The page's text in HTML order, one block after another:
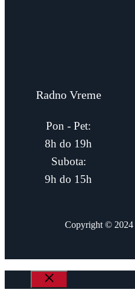
Radno Vreme
Pon - Pet:
8h do 19h
Subota:
9h do 15h
Copyright ©